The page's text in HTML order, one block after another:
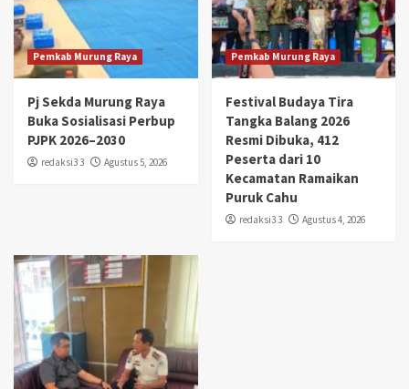
Pemkab Murung Raya
Pj Sekda Murung Raya
Buka Sosialisasi Perbup
PJPK 2026–2030
redaksi3 3 Agustus 5, 2026
Pemkab Murung Raya
Festival Budaya Tira
Tangka Balang 2026
Resmi Dibuka, 412
Peserta dari 10
Kecamatan Ramaikan
Puruk Cahu
redaksi3 3 Agustus 4, 2026